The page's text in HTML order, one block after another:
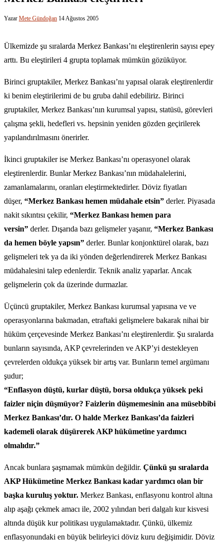
Yazar Mete Gündoğan 14 Ağustos 2005
Ülkemizde şu sıralarda Merkez Bankası’nı eleştirenlerin sayısı epey
arttı. Bu eleştirileri 4 grupta toplamak mümkün gözüküyor.
Birinci gruptakiler, Merkez Bankası’nı yapısal olarak eleştirenlerdir
ki benim eleştirilerimi de bu gruba dahil edebiliriz. Birinci
gruptakiler, Merkez Bankası’nın kurumsal yapısı, statüsü, görevleri
çalışma şekli, hedefleri vs. hepsinin yeniden gözden geçirilerek
yapılandırılmasını önerirler.
İkinci gruptakiler ise Merkez Bankası’nı operasyonel olarak
eleştirenlerdir. Bunlar Merkez Bankası’nın müdahalelerini,
zamanlamalarını, oranları eleştirmektedirler. Döviz fiyatları
düşer, “Merkez Bankası hemen müdahale etsin” derler. Piyasada
nakit sıkıntısı çekilir, “Merkez Bankası hemen para
versin” derler. Dışarıda bazı gelişmeler yaşanır, “Merkez Bankası
da hemen böyle yapsın” derler. Bunlar konjonktürel olarak, bazı
gelişmeleri tek ya da iki yönden değerlendirerek Merkez Bankası
müdahalesini talep edenlerdir. Teknik analiz yaparlar. Ancak
gelişmelerin çok da üzerinde durmazlar.
Üçüncü gruptakiler, Merkez Bankası kurumsal yapısına ve ve
operasyonlarına bakmadan, etraftaki gelişmelere bakarak nihai bir
hüküm çerçevesinde Merkez Bankası’nı eleştirenlerdir. Şu sıralarda
bunların sayısında, AKP çevrelerinden ve AKP’yi destekleyen
çevrelerden oldukça yüksek bir artış var. Bunların temel argümanı
şudur;
“Enflasyon düştü, kurlar düştü, borsa oldukça yüksek peki
faizler niçin düşmüyor? Faizlerin düşmemesinin ana müsebbibi
Merkez Bankası’dır. O halde Merkez Bankası’da faizleri
kademeli olarak düşürerek AKP hükümetine yardımcı
olmalıdır.”
Ancak bunlara şaşmamak mümkün değildir. Çünkü şu sıralarda
AKP Hükümetine Merkez Bankası kadar yardımcı olan bir
başka kuruluş yoktur. Merkez Bankası, enflasyonu kontrol altına
alıp aşağı çekmek amacı ile, 2002 yılından beri dalgalı kur kisvesi
altında düşük kur politikası uygulamaktadır. Çünkü, ülkemiz
enflasyonundaki en büyük belirleyici döviz kuru değişimidir. Döviz